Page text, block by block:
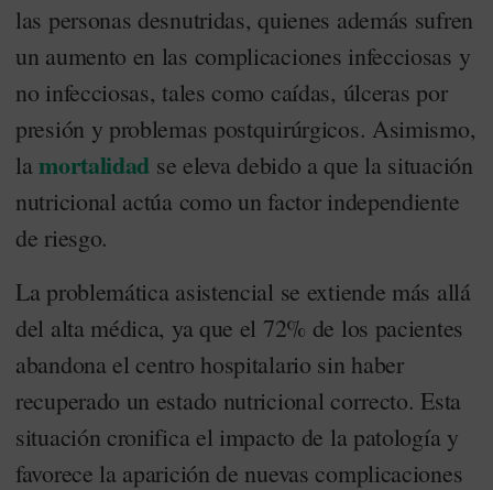
las personas desnutridas, quienes además sufren
un aumento en las complicaciones infecciosas y
no infecciosas, tales como caídas, úlceras por
presión y problemas postquirúrgicos. Asimismo,
lamortalidad se eleva debido a que la situación
nutricional actúa como un factor independiente
de riesgo.
La problemática asistencial se extiende más allá
del alta médica, ya que el 72% de los pacientes
abandona el centro hospitalario sin haber
recuperado un estado nutricional correcto. Esta
situación cronifica el impacto de la patología y
favorece la aparición de nuevas complicaciones